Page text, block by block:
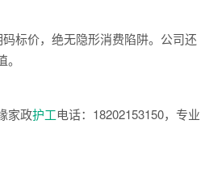
标价，绝无隐形消费陷阱。公司还
家政护工电话：18202153150，专业